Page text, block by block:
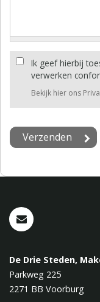
Ik geef hierbij
verwerken
Bekijk hier ons
De Drie Steden,
Parkweg 225
2271 BB Voorburg